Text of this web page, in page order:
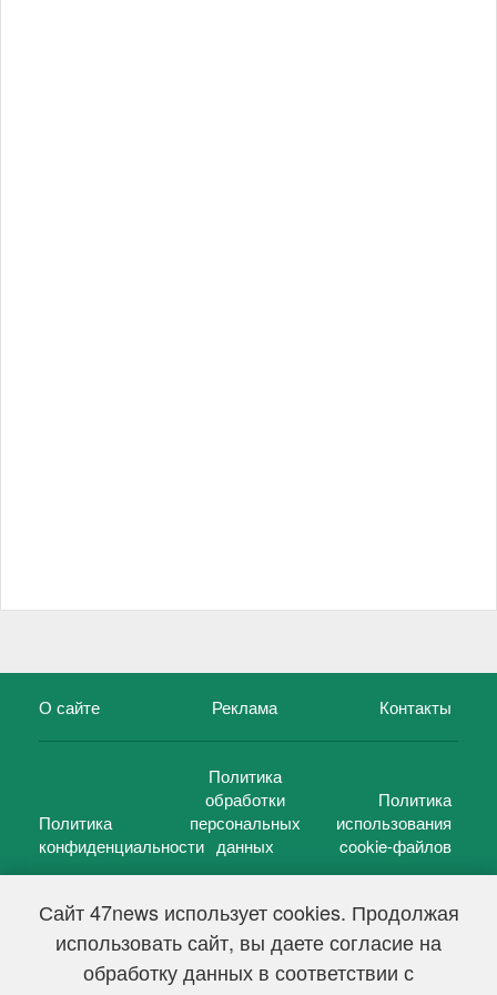
Сайт 47news использует cookies. Продолжая
использовать сайт, вы даете согласие на
обработку данных в соответствии с
О сайте Реклама Контакты
Политика
конфиденциальности
Политика
обработки
персональных
данных
Политика
использования
cookie-файлов
47 новостей (47 news)2005 — 2026 г.
Свидетельство о регистрации СМИ Эл № ФС 77-39848, выдано